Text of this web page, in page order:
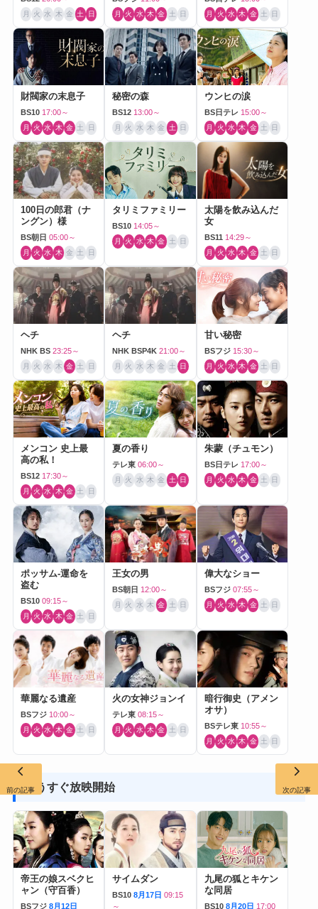
月 火 水 木 金 土 日 月 火 水 木 金 土 日 月 火 水 木 金 土 日
財閥家の末息子
BS10 17:00～
月 火 水 木 金 土 日
秘密の森
BS12 13:00～
月 火 水 木 金 土 日
ウンヒの涙
BS日テレ 15:00～
月 火 水 木 金 土 日
100日の郎君（ナ
ングン）様
BS朝日 05:00～
月 火 水 木 金 土 日
タリミファミリー
BS10 14:05～
月 火 水 木 金 土 日
太陽を飲み込んだ
女
BS11 14:29～
月 火 水 木 金 土 日
ヘチ
NHK BS 23:25～
月 火 水 木 金 土 日
ヘチ
NHK BSP4K 21:00～
月 火 水 木 金 土 日
甘い秘密
BSフジ 15:30～
月 火 水 木 金 土 日
メンコン 史上最
高の私！
BS12 17:30～
月 火 水 木 金 土 日
夏の香り
テレ東 06:00～
月 火 水 木 金 土 日
朱蒙（チュモン）
BS日テレ 17:00～
月 火 水 木 金 土 日
ポッサム-運命を
盗む
BS10 09:15～
月 火 水 木 金 土 日
王女の男
BS朝日 12:00～
月 火 水 木 金 土 日
偉大なショー
BSフジ 07:55～
月 火 水 木 金 土 日
華麗なる遺産
BSフジ 10:00～
月 火 水 木 金 土 日
火の女神ジョンイ
テレ東 08:15～
月 火 水 木 金 土 日
暗行御史（アメン
オサ）
BSテレ東 10:55～
月 火 水 木 金 土 日
もうすぐ放映開始
帝王の娘スベクヒ
ャン（守百香）
BSフジ 8月12日
サイムダン
BS10 8月17日 09:15
～
九尾の狐とキケン
な同居
BS10 8月20日 17:00
前の記事 次の記事